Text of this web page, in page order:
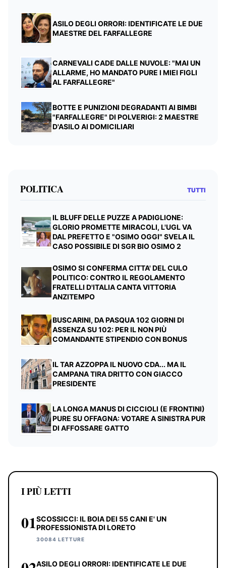
ASILO DEGLI ORRORI: IDENTIFICATE LE DUE
MAESTRE DEL FARFALLEGRE
CARNEVALI CADE DALLE NUVOLE: "MAI UN
ALLARME, HO MANDATO PURE I MIEI FIGLI
AL FARFALLEGRE"
BOTTE E PUNIZIONI DEGRADANTI AI BIMBI
"FARFALLEGRE" DI POLVERIGI: 2 MAESTRE
D'ASILO AI DOMICILIARI
POLITICA TUTTI
IL BLUFF DELLE PUZZE A PADIGLIONE:
GLORIO PROMETTE MIRACOLI, L'UGL VA
DAL PREFETTO E "OSIMO OGGI" SVELA IL
CASO POSSIBILE DI SGR BIO OSIMO 2
OSIMO SI CONFERMA CITTA' DEL CULO
POLITICO: CONTRO IL REGOLAMENTO
FRATELLI D'ITALIA CANTA VITTORIA
ANZITEMPO
BUSCARINI, DA PASQUA 102 GIORNI DI
ASSENZA SU 102: PER IL NON PIÙ
COMANDANTE STIPENDIO CON BONUS
IL TAR AZZOPPA IL NUOVO CDA... MA IL
CAMPANA TIRA DRITTO CON GIACCO
PRESIDENTE
LA LONGA MANUS DI CICCIOLI (E FRONTINI)
PURE SU OFFAGNA: VOTARE A SINISTRA PUR
DI AFFOSSARE GATTO
I PIÙ LETTI
01SCOSSICCI: IL BOIA DEI 55 CANI E' UN
PROFESSIONISTA DI LORETO
30084 LETTURE
ASILO DEGLI ORRORI: IDENTIFICATE LE DUE